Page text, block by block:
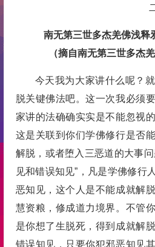
南无第三世多杰羌佛浅释
（摘自南无第三世多杰
今天我为大家讲什么呢？
脱关键佛法吧。这一次我必须
家讲的法确确实实是不能忽视
这是关联到你们学佛修行是否
解脱，或者堕入三恶道的大事
见和错误知见”，凡是学佛修行
恶知见，这个人是不能成就解
慧资粮，修成道力境界。不管
是你想了生脱死，得到成就解
错误知见，只要你犯邪恶知见